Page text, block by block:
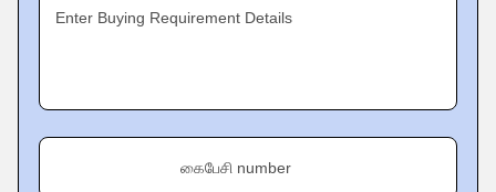
Enter Buying Requirement Details
கைபேசி number